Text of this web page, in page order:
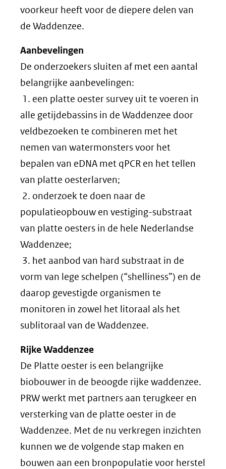
voorkeur heeft voor de diepere delen van
de Waddenzee.
Aanbevelingen
De onderzoekers sluiten af met een aantal
belangrijke aanbevelingen:
1. een platte oester survey uit te voeren in
alle getijdebassins in de Waddenzee door
veldbezoeken te combineren met het
nemen van watermonsters voor het
bepalen van eDNA met qPCR en het tellen
van platte oesterlarven;
2. onderzoek te doen naar de
populatieopbouw en vestiging-substraat
van platte oesters in de hele Nederlandse
Waddenzee;
3. het aanbod van hard substraat in de
vorm van lege schelpen (“shelliness”) en de
daarop gevestigde organismen te
monitoren in zowel het litoraal als het
sublitoraal van de Waddenzee.
Rijke Waddenzee
De Platte oester is een belangrijke
biobouwer in de beoogde rijke waddenzee.
PRW werkt met partners aan terugkeer en
versterking van de platte oester in de
Waddenzee. Met de nu verkregen inzichten
kunnen we de volgende stap maken en
bouwen aan een bronpopulatie voor herstel